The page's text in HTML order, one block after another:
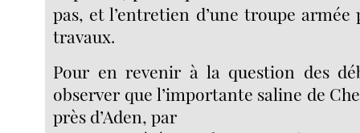
pas, et l’entretien d’une troupe
travaux.
Pour en revenir à la question des
observer que l’importante saline de
près d’Aden, par